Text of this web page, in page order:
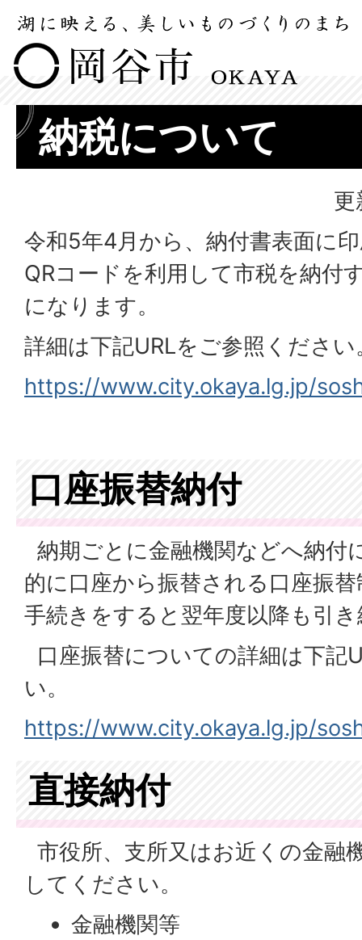
納税について
更
令和5年4月から、納付書表面に
QRコードを利用して市税を納付
になります。
詳細は下記URLをご参照ください
https://www.city.okaya.lg.jp/
口座振替納付
納期ごとに金融機関などへ納付
的に口座から振替される口座振
手続きをすると翌年度以降も引
口座振替についての詳細は下記
い。
https://www.city.okaya.lg.jp/
直接納付
市役所、支所又はお近くの金融
してください。
金融機関等